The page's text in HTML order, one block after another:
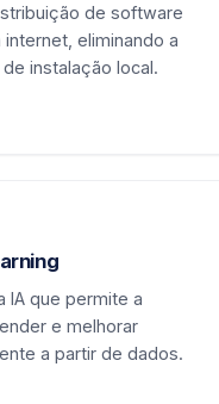
de software
eliminando a
instalação local.
IA que permite a
e melhorar
a partir de dados.